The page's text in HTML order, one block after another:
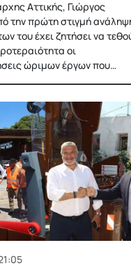
Αττικής, Γιώργος
την πρώτη στιγμή
του έχει ζητήσει να
οι
ώριμων έργων που…